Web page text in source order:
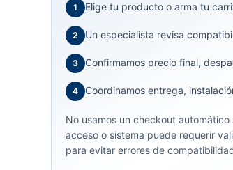
1 Elige tu producto o arma tu
2 Un especialista revisa
3 Confirmamos precio final,
4 Coordinamos entrega,
No usamos un checkout
acceso o sistema puede requerir
para evitar errores de